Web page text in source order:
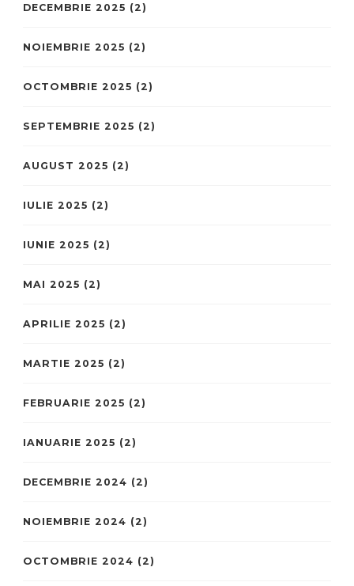
DECEMBRIE 2025 (2)
NOIEMBRIE 2025 (2)
OCTOMBRIE 2025 (2)
SEPTEMBRIE 2025 (2)
AUGUST 2025 (2)
IULIE 2025 (2)
IUNIE 2025 (2)
MAI 2025 (2)
APRILIE 2025 (2)
MARTIE 2025 (2)
FEBRUARIE 2025 (2)
IANUARIE 2025 (2)
DECEMBRIE 2024 (2)
NOIEMBRIE 2024 (2)
OCTOMBRIE 2024 (2)